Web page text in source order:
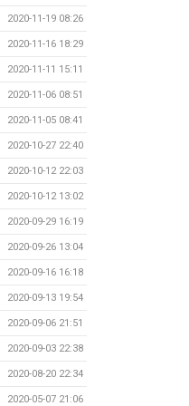
2020-11-19 08:26
2020-11-16 18:29
2020-11-11 15:11
2020-11-06 08:51
2020-11-05 08:41
2020-10-27 22:40
2020-10-12 22:03
2020-10-12 13:02
2020-09-29 16:19
2020-09-26 13:04
2020-09-16 16:18
2020-09-13 19:54
2020-09-06 21:51
2020-09-03 22:38
2020-08-20 22:34
2020-05-07 21:06